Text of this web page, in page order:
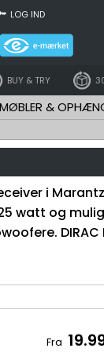
LOG IND
BUY & TRY
&
i
watt og
DIRAC
Fra